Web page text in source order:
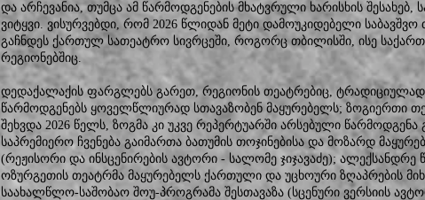
და არჩევანია, თუმცა ამ წარმოდგენების მხატვრული ხარისხის
ვიტყვი. ვისურვებდი, რომ 2026 წლიდან მეტი დამოუკიდებელი
გაჩნდეს ქართულ სათეატრო სივრცეში, როგორც თბილისში, ისე
რეგიონებშიც.
დედაქალაქის ფარგლებს გარეთ, რეგიონის თეატრებიც,
წარმოდგენებს ყოველწლიურად სთავაზობენ მაყურებელს; ზოგიერთი
შეხვდა 2026 წელს, ზოგმა კი უკვე რეპერტუარში არსებული წარმოდგენა
საპრემიერო ჩვენება გაიმართა ბათუმის თოჯინებისა და მოზარდ
(რეჟისორი და ინსცენირების ავტორი - სალომე ჯიჯავაძე); ალექსანდრე
ოზურგეთის თეატრმა მაყურებელს ქართული და უცხოური ზღაპრების
საახალწლო-საშობაო შოუ-პროგრამა შესთავაზა (სცენური ვერსიის